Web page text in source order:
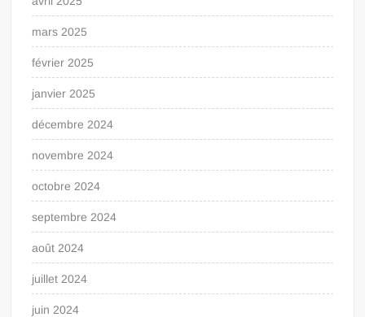
mars 2025
février 2025
janvier 2025
décembre 2024
novembre 2024
octobre 2024
septembre 2024
août 2024
juillet 2024
juin 2024